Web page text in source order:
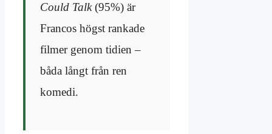
Could Talk(95%) är
Francos högst rankade
filmer genom tidien –
båda långt från ren
komedi.